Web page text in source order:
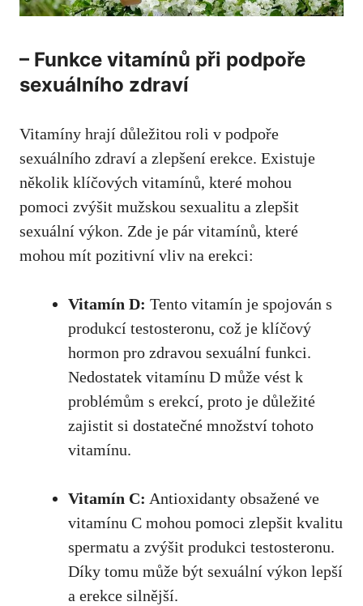
– Funkce vitamínů při podpoře
sexuálního zdraví
Vitamíny hrají důležitou roli v podpoře
sexuálního zdraví a zlepšení erekce. Existuje
několik klíčových vitamínů, které mohou
pomoci zvýšit mužskou sexualitu a zlepšit
sexuální výkon. Zde je pár vitamínů, které
mohou mít pozitivní vliv na erekci:
Vitamín D: Tento vitamín je spojován s
produkcí testosteronu, což je klíčový
hormon pro zdravou sexuální funkci.
Nedostatek vitamínu D může vést k
problémům s erekcí, proto je důležité
zajistit si dostatečné množství tohoto
vitamínu.
Vitamín C: Antioxidanty obsažené ve
vitamínu C mohou pomoci zlepšit kvalitu
spermatu a zvýšit produkci testosteronu.
Díky tomu může být sexuální výkon lepší
a erekce silnější.